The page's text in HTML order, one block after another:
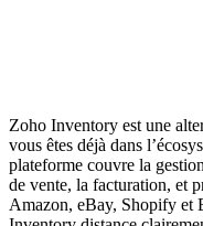
Zoho Inventory est une
vous êtes déjà dans
plateforme couvre la
de vente, la facturation, et
Amazon, eBay, Shopify et